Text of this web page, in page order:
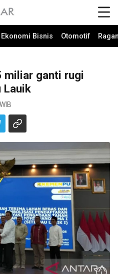
Ekonomi Bisnis Otomotif
miliar ganti rugi
Lauik